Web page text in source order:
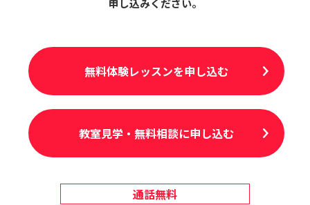
申し込みください。
無料体験レッスンを申し込む
教室見学・無料相談に申し込む
通話無料